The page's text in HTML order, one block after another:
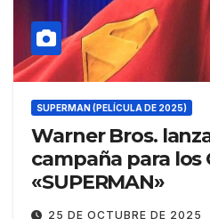
SUPERMAN (PELÍCULA DE 2025)
Warner Bros.
campaña para los
«SUPERMAN»
25 DE OCTUBRE DE 2025